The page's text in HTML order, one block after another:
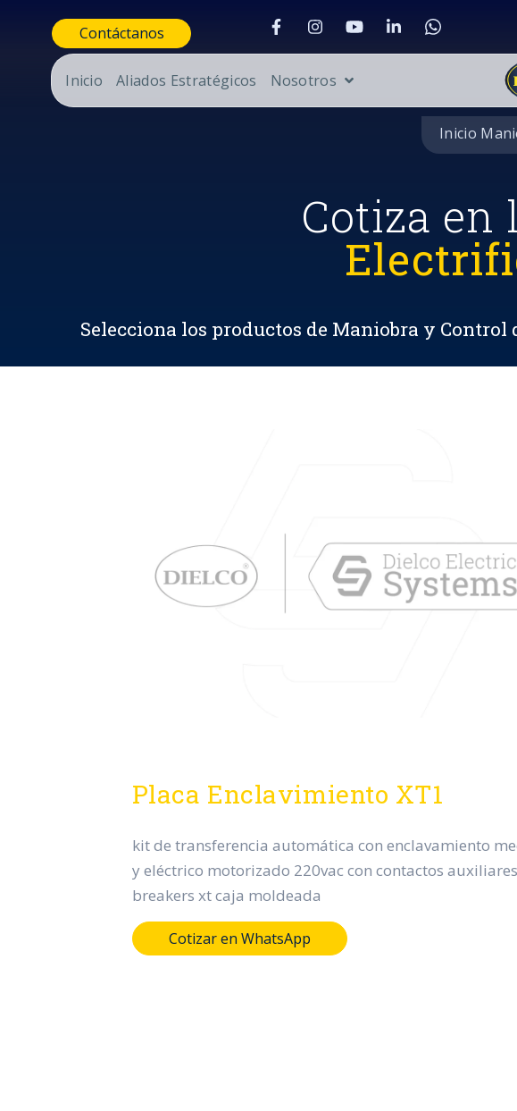
Contáctanos
Inicio Aliados Estratégicos Nosotros
Inicio
Cotiza en
Selecciona los productos de Maniobra y
Placa Enclavimiento XT1
kit de transferencia automática con enclavamiento
y eléctrico motorizado 220vac con contactos
breakers xt caja moldeada
Cotizar en WhatsApp